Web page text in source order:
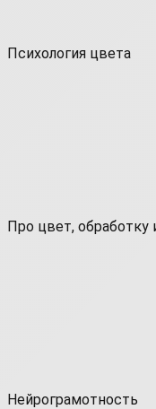
Психология цвета
Про цвет, обработку
Нейрограмотность